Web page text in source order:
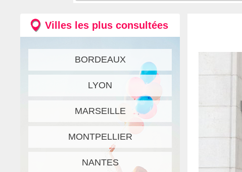
Villes les plus consultées
BORDEAUX
LYON
MARSEILLE
MONTPELLIER
NANTES